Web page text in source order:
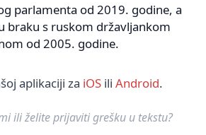
parlamenta od 2019. godine, a
braku s ruskom državljankom
od 2005. godine.
aplikaciji za iOS ili Android.
ili želite prijaviti grešku u tekstu?